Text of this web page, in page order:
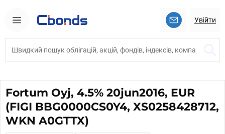
Увійти
Fortum Oyj, 4.5% 20jun2016, EUR
(FIGI BBG0000CS0Y4, XS0258428712,
WKN A0GTTX)